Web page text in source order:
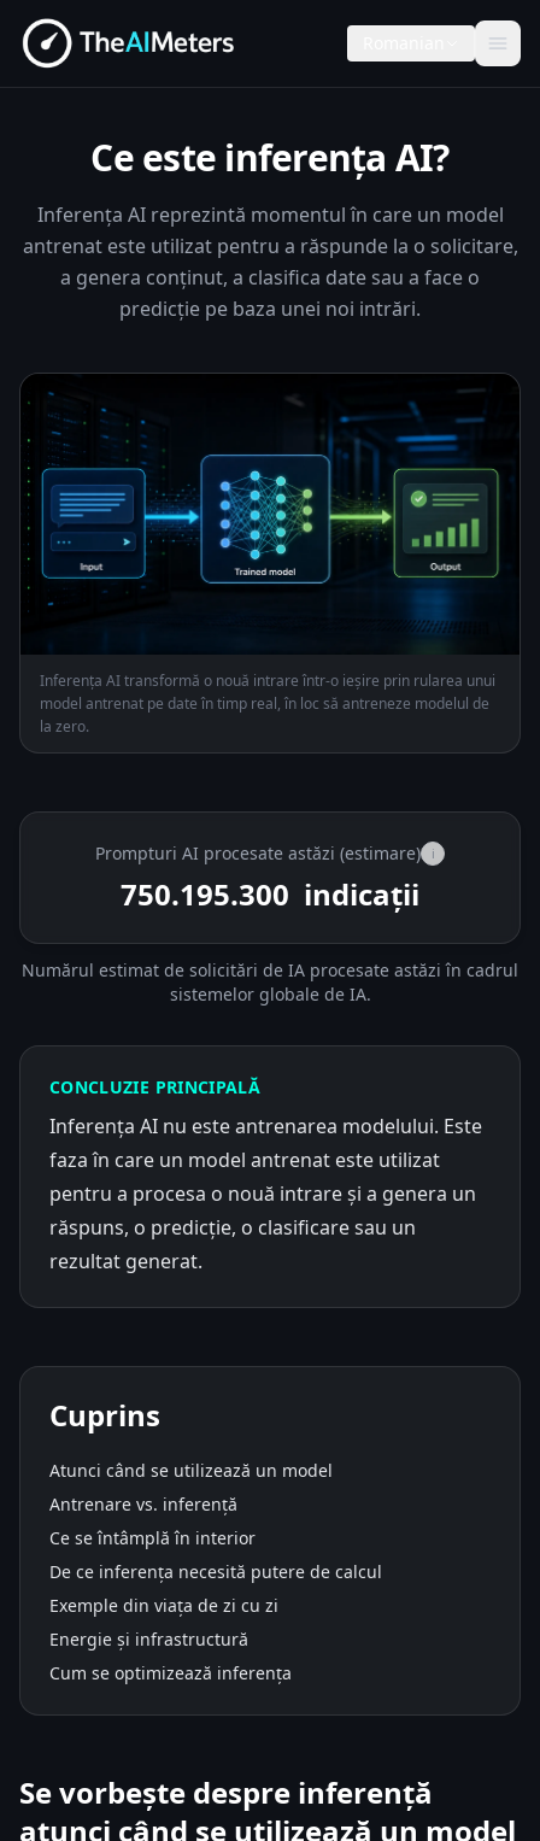
Ce este inferența AI?
Inferența AI reprezintă momentul în care un model
antrenat este utilizat pentru a răspunde la o solicitare,
a genera conținut, a clasifica date sau a face o
predicție pe baza unei noi intrări.
Inferența AI transformă o nouă intrare într-o ieșire prin rularea unui
model antrenat pe date în timp real, în loc să antreneze modelul de
la zero.
Prompturi AI procesate astăzi (estimare) i
750.213.625 indicații
Numărul estimat de solicitări de IA procesate astăzi în cadrul
sistemelor globale de IA.
CONCLUZIE PRINCIPALĂ
Inferența AI nu este antrenarea modelului. Este
faza în care un model antrenat este utilizat
pentru a procesa o nouă intrare și a genera un
răspuns, o predicție, o clasificare sau un
rezultat generat.
Cuprins
Atunci când se utilizează un model
Antrenare vs. inferență
Ce se întâmplă în interior
De ce inferența necesită putere de calcul
Exemple din viața de zi cu zi
Energie și infrastructură
Cum se optimizează inferența
Se vorbește despre inferență
atunci când se utilizează un model